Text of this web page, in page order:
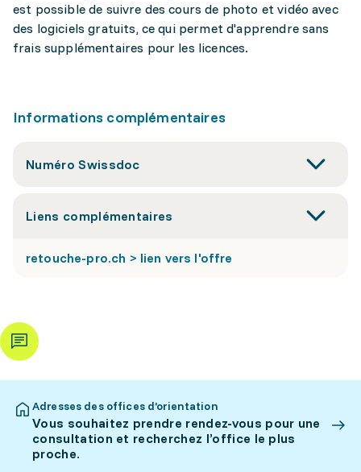
est possible de suivre des cours de photo et vidéo avec
des logiciels gratuits, ce qui permet d'apprendre sans
frais supplémentaires pour les licences.
Informations complémentaires
Numéro Swissdoc
Liens complémentaires
retouche-pro.ch > lien vers l'offre
Adresses des offices d’orientation
Vous souhaitez prendre rendez-vous pour une
consultation et recherchez l’office le plus
proche.